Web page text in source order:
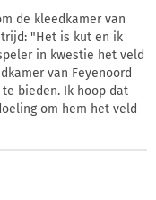
de kleedkamer van
"Het is kut en ik
in kwestie het veld
van Feyenoord
bieden. Ik hoop dat
om hem het veld